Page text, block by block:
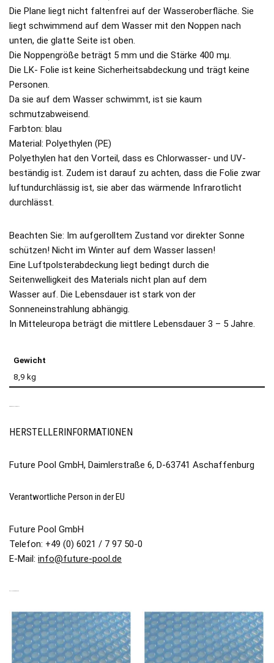
Die Plane liegt nicht faltenfrei auf der Wasseroberfläche. Sie
liegt schwimmend auf dem Wasser mit den Noppen nach
unten, die glatte Seite ist oben.
Die Noppengröße beträgt 5 mm und die Stärke 400 mµ.
Die LK- Folie ist keine Sicherheitsabdeckung und trägt keine
Personen.
Da sie auf dem Wasser schwimmt, ist sie kaum
schmutzabweisend.
Farbton: blau
Material: Polyethylen (PE)
Polyethylen hat den Vorteil, dass es Chlorwasser- und UV-
beständig ist. Zudem ist darauf zu achten, dass die Folie zwar
luftundurchlässig ist, sie aber das wärmende Infrarotlicht
durchlässt.
Beachten Sie: Im aufgerolltem Zustand vor direkter Sonne
schützen! Nicht im Winter auf dem Wasser lassen!
Eine Luftpolsterabdeckung liegt bedingt durch die
Seitenwelligkeit des Materials nicht plan auf dem
Wasser auf. Die Lebensdauer ist stark von der
Sonneneinstrahlung abhängig.
In Mitteleuropa beträgt die mittlere Lebensdauer 3 – 5 Jahre.
Gewicht
8,9 kg
HERSTELLERINFORMATIONEN
Future Pool GmbH, Daimlerstraße 6, D-63741 Aschaffenburg
Verantwortliche Person in der EU
Future Pool GmbH
Telefon: +49 (0) 6021 / 7 97 50-0
E-Mail: info@future-pool.de